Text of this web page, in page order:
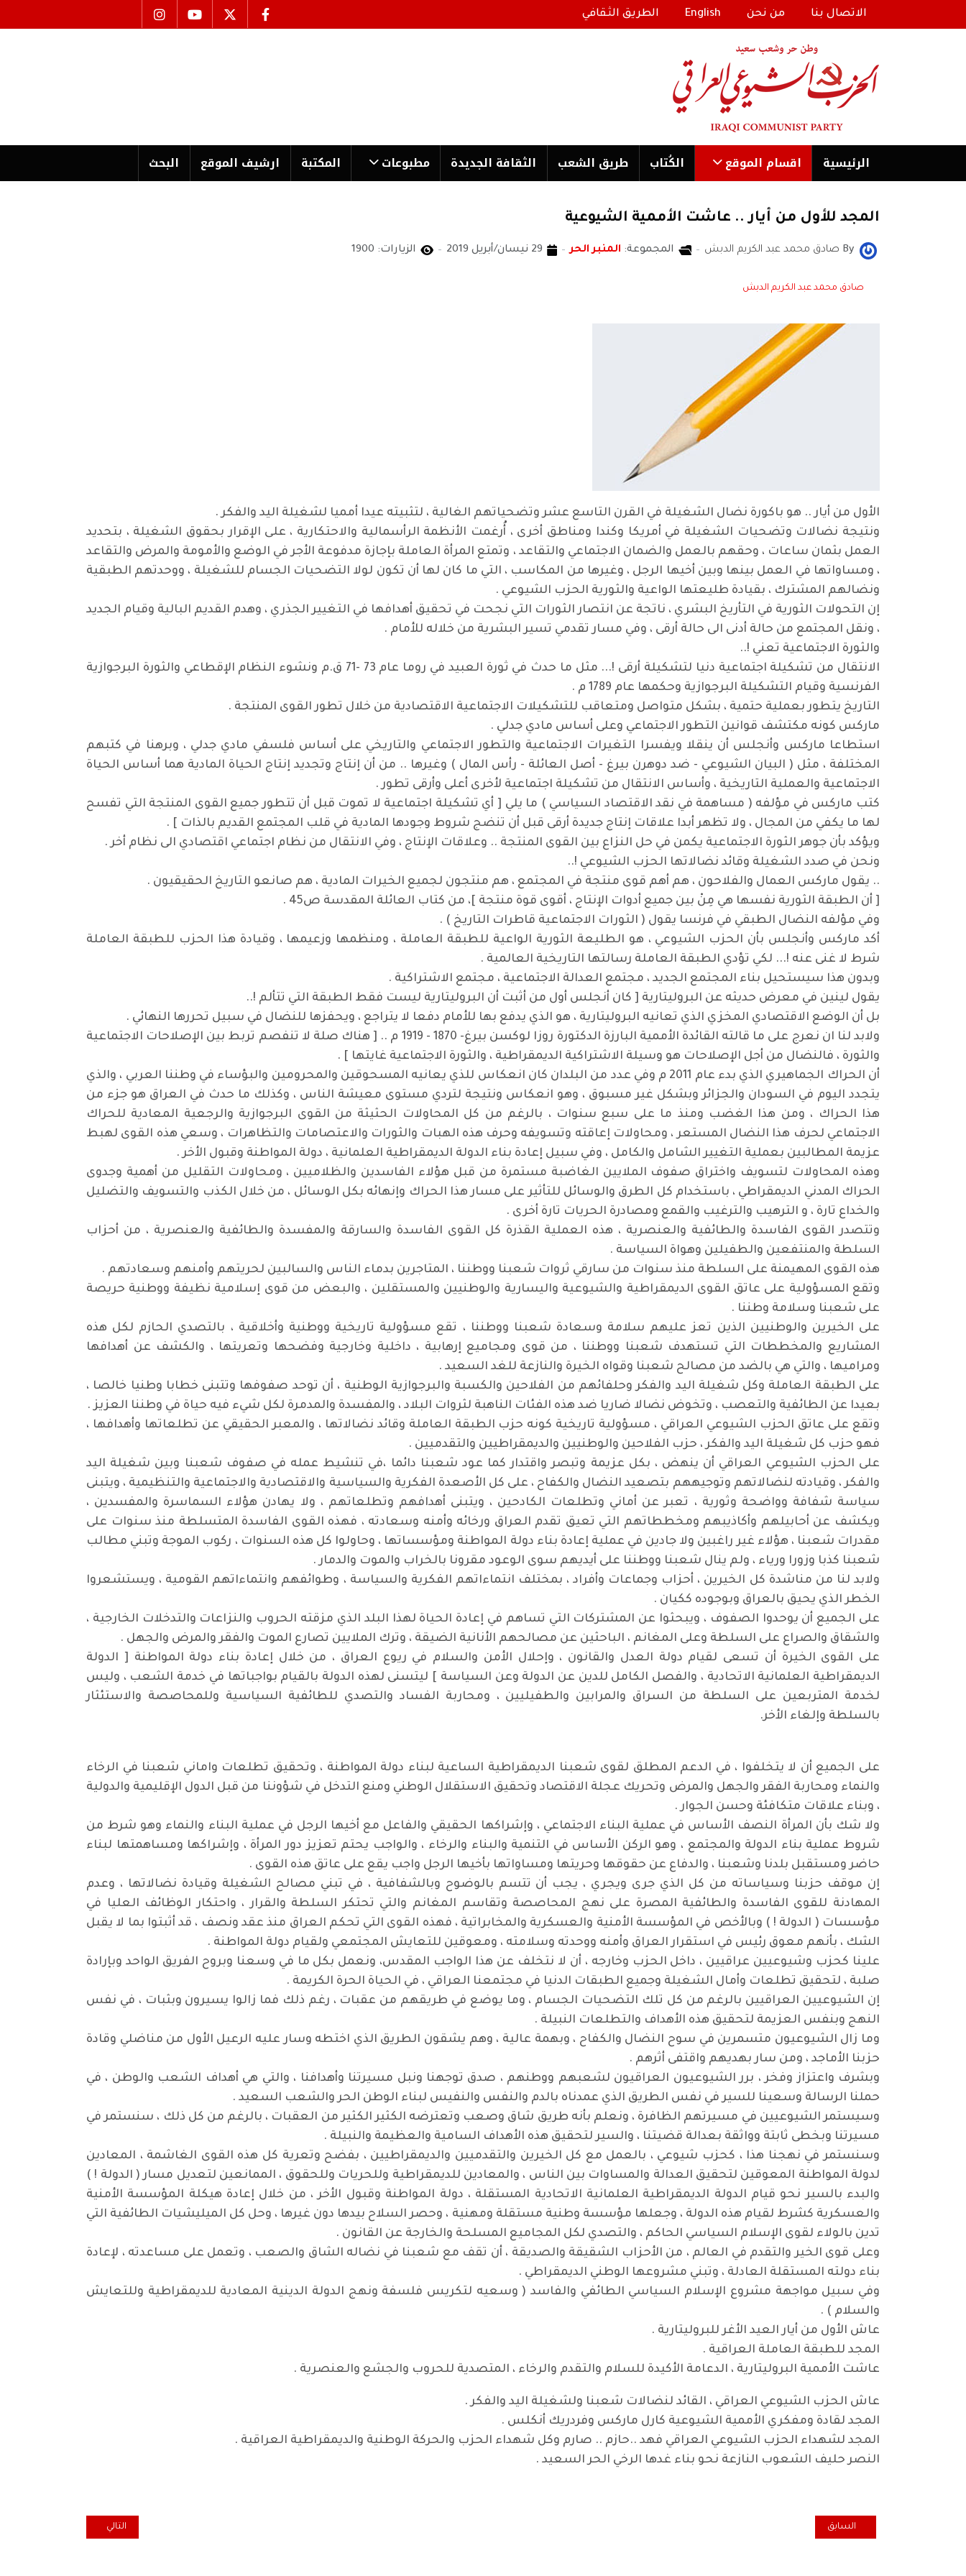
الاتصال بنا من نحن English الطريق الثقافي
الرئیسية اقسام الموقع الكُتاب طریق الشعب الثقافة الجدیدة مطبوعات المكتبة ارشیف الموقع البحث
المجد للأول من أيار .. عاشت الأممية الشيوعية
By صادق محمد عبد الكريم الدبش المجموعة: المنبر الحر 29 نيسان/أبريل 2019 الزيارات: 1900
صادق محمد عبد الكريم الدبش
الأول من أيار .. هو باكورة نضال الشغيلة في القرن التاسع عشر وتضحياتهم الغالية ، لتثبيته عيدا أمميا لشغيلة اليد والفكر .
ونتيجة نضالات وتضحيات الشغيلة في أمريكا وكندا ومناطق أخرى ، أُرغمت الأنظمة الرأسمالية والاحتكارية ، على الإقرار بحقوق الشغيلة ، بتحديد
العمل بثمان ساعات ، وحقهم بالعمل والضمان الاجتماعي والتقاعد ، وتمتع المرأة العاملة بإجازة مدفوعة الأجر في الوضع والأمومة والمرض والتقاعد
، ومساواتها في العمل بينها وبين أخيها الرجل ، وغيرها من المكاسب ، التي ما كان لها أن تكون لولا التضحيات الجسام للشغيلة ، ووحدتهم الطبقية
ونضالهم المشترك ، بقيادة طليعتها الواعية والثورية الحزب الشيوعي .
إن التحولات الثورية في التأريخ البشري ، ناتجة عن انتصار الثورات التي نجحت في تحقيق أهدافها في التغيير الجذري ، وهدم القديم البالية وقيام الجديد
، ونقل المجتمع من حالة أدنى الى حالة أرقى ، وفي مسار تقدمي تسير البشرية من خلاله للأمام .
والثورة الاجتماعية تعني !..
الانتقال من تشكيلة اجتماعية دنيا لتشكيلة أرقى !... مثل ما حدث في ثورة العبيد في روما عام 73 -71 ق.م ونشوء النظام الإقطاعي والثورة البرجوازية
الفرنسية وقيام التشكيلة البرجوازية وحكمها عام 1789 م .
التاريخ يتطور بعملية حتمية ، بشكل متواصل ومتعاقب للتشكيلات الاجتماعية الاقتصادية من خلال تطور القوى المنتجة .
ماركس كونه مكتشف قوانين التطور الاجتماعي وعلى أساس مادي جدلي .
استطاعا ماركس وأنجلس أن ينقلا ويفسرا التغيرات الاجتماعية والتطور الاجتماعي والتاريخي على أساس فلسفي مادي جدلي ، وبرهنا في كتبهم
المختلفة ، مثل ( البيان الشيوعي - ضد دوهرن بيرغ - أصل العائلة - رأس المال ) وغيرها .. من أن إنتاج وتجديد إنتاج الحياة المادية هما أساس الحياة
الاجتماعية والعملية التاريخية ، وأساس الانتقال من تشكيلة اجتماعية لأخرى أعلى وأرقى تطور .
كتب ماركس في مؤلفه ( مساهمة في نقد الاقتصاد السياسي ) ما يلي [ أي تشكيلة اجتماعية لا تموت قبل أن تتطور جميع القوى المنتجة التي تفسح
لها ما يكفي من المجال ، ولا تظهر أبدا علاقات إنتاج جديدة أرقى قبل أن تنضج شروط وجودها المادية في قلب المجتمع القديم بالذات ] .
ويؤكد بأن جوهر الثورة الاجتماعية يكمن في حل النزاع بين القوى المنتجة .. وعلاقات الإنتاج ، وفي الانتقال من نظام اجتماعي اقتصادي الى نظام أخر .
ونحن في صدد الشغيلة وقائد نضالاتها الحزب الشيوعي !..
.. يقول ماركس العمال والفلاحون ، هم أهم قوى منتجة في المجتمع ، هم منتجون لجميع الخيرات المادية ، هم صانعو التاريخ الحقيقيون .
[ أن الطبقة الثورية نفسها هي مِنْ بين جميع أدوات الإنتاج ، أقوى قوة منتجة ]، من كتاب العائلة المقدسة ص45 .
وفي مؤلفه النضال الطبقي في فرنسا يقول ( الثورات الاجتماعية قاطرات التاريخ ) .
أكد ماركس وأنجلس بأن الحزب الشيوعي ، هو الطليعة الثورية الواعية للطبقة العاملة ، ومنظمها وزعيمها ، وقيادة هذا الحزب للطبقة العاملة
شرط لا غنى عنه !... لكي تؤدي الطبقة العاملة رسالتها التاريخية العالمية .
وبدون هذا سيستحيل بناء المجتمع الجديد ، مجتمع العدالة الاجتماعية ، مجتمع الاشتراكية .
يقول لينين في معرض حديثه عن البروليتارية [ كان أنجلس أول من أثبت أن البروليتارية ليست فقط الطبقة التي تتألم !..
بل أن الوضع الاقتصادي المخزي الذي تعانيه البروليتارية ، هو الذي يدفع بها للأمام دفعا لا يتراجع ، ويحفزها للنضال في سبيل تحررها النهائي .
ولابد لنا ان نعرج على ما قالته القائدة الأممية البارزة الدكتورة روزا لوكسن بيرغ- 1870 - 1919 م .. [ هناك صلة لا تنفصم تربط بين الإصلاحات الاجتماعية
والثورة ، فالنضال من أجل الإصلاحات هو وسيلة الاشتراكية الديمقراطية ، والثورة الاجتماعية غايتها ] .
أن الحراك الجماهيري الذي بدء عام 2011 م وفي عدد من البلدان كان انعكاس للذي يعانيه المسحوقين والمحرومين والبؤساء في وطننا العربي ، والذي
يتجدد اليوم في السودان والجزائر وبشكل غير مسبوق ، وهو انعكاس ونتيجة لتردي مستوى معيشة الناس ، وكذلك ما حدث في العراق هو جزء من
هذا الحراك ، ومن هذا الغضب ومنذ ما على سبع سنوات ، بالرغم من كل المحاولات الحثيثة من القوى البرجوازية والرجعية المعادية للحراك
الاجتماعي لحرف هذا النضال المستعر ، ومحاولات إعاقته وتسويفه وحرف هذه الهبات والثورات والاعتصامات والتظاهرات ، وسعي هذه القوى لهبط
عزيمة المطالبين بعملية التغيير الشامل والكامل ، وفي سبيل إعادة بناء الدولة الديمقراطية العلمانية ، دولة المواطنة وقبول الأخر .
وهذه المحاولات لتسويف واختراق صفوف الملايين الغاضبة مستمرة من قبل هؤلاء الفاسدين والظلاميين ، ومحاولات التقليل من أهمية وجدوى
الحراك المدني الديمقراطي ، باستخدام كل الطرق والوسائل للتأثير على مسار هذا الحراك وإنهائه بكل الوسائل ، من خلال الكذب والتسويف والتضليل
والخداع تارة ، و الترهيب والترغيب والقمع ومصادرة الحريات تارة أخرى .
وتتصدر القوى الفاسدة والطائفية والعنصرية ، هذه العملية القذرة كل القوى الفاسدة والسارقة والمفسدة والطائفية والعنصرية ، من أحزاب
السلطة والمنتفعين والطفيلين وهواة السياسة .
هذه القوى المهيمنة على السلطة منذ سنوات من سارقي ثروات شعبنا ووطننا ، المتاجرين بدماء الناس والسالبين لحريتهم وأمنهم وسعادتهم .
وتقع المسؤولية على عاتق القوى الديمقراطية والشيوعية واليسارية والوطنيين والمستقلين ، والبعض من قوى إسلامية نظيفة ووطنية حريصة
على شعبنا وسلامة وطننا .
على الخيرين والوطنيين الذين تعز عليهم سلامة وسعادة شعبنا ووطننا ، تقع مسؤولية تاريخية ووطنية وأخلاقية ، بالتصدي الحازم لكل هذه
المشاريع والمخططات التي تستهدف شعبنا ووطننا ، من قوى ومجاميع إرهابية ، داخلية وخارجية وفضحها وتعريتها ، والكشف عن أهدافها
ومراميها ، والتي هي بالضد من مصالح شعبنا وقواه الخيرة والنازعة للغد السعيد .
على الطبقة العاملة وكل شغيلة اليد والفكر وحلفائهم من الفلاحين والكسبة والبرجوازية الوطنية ، أن توحد صفوفها وتتبنى خطابا وطنيا خالصا ،
بعيدا عن الطائفية والتعصب ، وتخوض نضالا ضاريا ضد هذه الفئات الناهبة لثروات البلاد ، والمفسدة والمدمرة لكل شيء فيه حياة في وطننا العزيز .
وتقع على عاتق الحزب الشيوعي العراقي ، مسؤولية تاريخية كونه حزب الطبقة العاملة وقائد نضالاتها ، والمعبر الحقيقي عن تطلعاتها وأهدافها ،
فهو حزب كل شغيلة اليد والفكر ، حزب الفلاحين والوطنيين والديمقراطيين والتقدميين .
على الحزب الشيوعي العراقي أن ينهض ، بكل عزيمة وتبصر واقتدار كما عود شعبنا دائما ،في تنشيط عمله في صفوف شعبنا وبين شغيلة اليد
والفكر ، وقيادته لنضالاتهم وتوجيههم بتصعيد النضال والكفاح ، على كل الأصعدة الفكرية والسياسية والاقتصادية والاجتماعية والتنظيمية ، ويتبنى
سياسة شفافة وواضحة وثورية ، تعبر عن أماني وتطلعات الكادحين ، ويتبنى أهدافهم وتطلعاتهم ، ولا يهادن هؤلاء السماسرة والمفسدين ،
ويكشف عن أحابيلهم وأكاذيبهم ومخططاتهم التي تعيق تقدم العراق ورخائه وأمنه وسعادته ، فهذه القوى الفاسدة المتسلطة منذ سنوات على
مقدرات شعبنا ، هؤلاء غير راغبين ولا جادين في عملية إعادة بناء دولة المواطنة ومؤسساتها ، وحاولوا كل هذه السنوات ، ركوب الموجة وتبني مطالب
شعبنا كذبا وزورا ورياء ، ولم ينال شعبنا ووطننا على أيديهم سوى الوعود مقرونا بالخراب والموت والدمار .
ولابد لنا من مناشدة كل الخيرين ، أحزاب وجماعات وأفراد ، بمختلف انتماءاتهم الفكرية والسياسة ، وطوائفهم وانتماءاتهم القومية ، ويستشعروا
الخطر الذي يحيق بالعراق وبوجوده ككيان .
على الجميع أن يوحدوا الصفوف ، ويبحثوا عن المشتركات التي تساهم في إعادة الحياة لهذا البلد الذي مزقته الحروب والنزاعات والتدخلات الخارجية ،
والشقاق والصراع على السلطة وعلى المغانم ، الباحثين عن مصالحهم الأنانية الضيقة ، وترك الملايين تصارع الموت والفقر والمرض والجهل .
على القوى الخيرة أن تسعى لقيام دولة العدل والقانون ، وإحلال الأمن والسلام في ريوع العراق ، من خلال إعادة بناء دولة المواطنة [ الدولة
الديمقراطية العلمانية الاتحادية ، والفصل الكامل للدين عن الدولة وعن السياسة ] ليتسنى لهذه الدولة بالقيام بواجباتها في خدمة الشعب ، وليس
لخدمة المتربعين على السلطة من السراق والمرابين والطفيليين ، ومحاربة الفساد والتصدي للطائفية السياسية وللمحاصصة والاستئثار
بالسلطة وإلغاء الأخر.
على الجميع أن لا يتخلفوا ، في الدعم المطلق لقوى شعبنا الديمقراطية الساعية لبناء دولة المواطنة ، وتحقيق تطلعات واماني شعبنا في الرخاء
والنماء ومحاربة الفقر والجهل والمرض وتحريك عجلة الاقتصاد وتحقيق الاستقلال الوطني ومنع التدخل في شؤوننا من قبل الدول الإقليمية والدولية
، وبناء علاقات متكافئة وحسن الجوار .
ولا شك بأن المرأة النصف الأساس في عملية البناء الاجتماعي ، وإشراكها الحقيقي والفاعل مع أخيها الرجل في عملية البناء والنماء وهو شرط من
شروط عملية بناء الدولة والمجتمع ، وهو الركن الأساس في التنمية والبناء والرخاء ، والواجب يحتم تعزيز دور المرأة ، وإشراكها ومساهمتها لبناء
حاضر ومستقبل بلدنا وشعبنا ، والدفاع عن حقوقها وحريتها ومساواتها بأخيها الرجل واجب يقع على عاتق هذه القوى .
إن موقف حزبنا وسياساته من كل الذي جرى ويجري ، يجب أن تتسم بالوضوح وبالشفافية ، في تبني مصالح الشغيلة وقيادة نضالاتها ، وعدم
المهادنة للقوى الفاسدة والطائفية المصرة على نهج المحاصصة وتقاسم المغانم والتي تحتكر السلطة والقرار ، واحتكار الوظائف العليا في
مؤسسات ( الدولة ! ) وبالأخص في المؤسسة الأمنية والعسكرية والمخابراتية ، فهذه القوى التي تحكم العراق منذ عقد ونصف ، قد أثبتوا بما لا يقبل
الشك ، بأنهم معوق رئيس في استقرار العراق وأمنه ووحدته وسلامته ، ومعوقين للتعايش المجتمعي ولقيام دولة المواطنة .
علينا كحزب وشيوعيين عراقيين ، داخل الحزب وخارجه ، أن لا نتخلف عن هذا الواجب المقدس، ونعمل بكل ما في وسعنا وبروح الفريق الواحد وبإرادة
صلبة ، لتحقيق تطلعات وأمال الشغيلة وجميع الطبقات الدنيا في مجتمعنا العراقي ، في الحياة الحرة الكريمة .
إن الشيوعيين العراقيين بالرغم من كل تلك التضحيات الجسام ، وما يوضع في طريقهم من عقبات ، رغم ذلك فما زالوا يسيرون وبثبات ، في نفس
النهج وبنفس العزيمة لتحقيق هذه الأهداف والتطلعات النبيلة .
وما زال الشيوعيون متسمرين في سوح النضال والكفاح ، وبهمة عالية ، وهم يشقون الطريق الذي اختطه وسار عليه الرعيل الأول من مناضلي وقادة
حزبنا الأماجد ، ومن سار بهديهم واقتفى أثرهم .
وبشرف واعتزاز وفخر ، برر الشيوعيون العراقيون لشعبهم ووطنهم ، صدق توجهنا ونبل مسيرتنا وأهدافنا ، والتي هي أهداف الشعب والوطن ، في
حملنا الرسالة وسعينا للسير في نفس الطريق الذي عمدناه بالدم والنفس والنفيس لبناء الوطن الحر والشعب السعيد .
وسيستمر الشيوعيين في مسيرتهم الظافرة ، ونعلم بأنه طريق شاق وصعب وتعترضه الكثير الكثير من العقبات ، بالرغم من كل ذلك ، سنستمر في
مسيرتنا وبخطى ثابتة وواثقة بعدالة قضيتنا ، والسير لتحقيق هذه الأهداف السامية والعظيمة والنبيلة .
وسنستمر في نهجنا هذا ، كحزب شيوعي ، بالعمل مع كل الخيرين والتقدميين والديمقراطيين ، بفضح وتعرية كل هذه القوى الغاشمة ، المعادين
لدولة المواطنة المعوقين لتحقيق العدالة والمساوات بين الناس ، والمعادين للديمقراطية وللحريات وللحقوق ، الممانعين لتعديل مسار ( الدولة ! )
والبدء بالسير نحو قيام الدولة الديمقراطية العلمانية الاتحادية المستقلة ، دولة المواطنة وقبول الأخر ، من خلال إعادة هيكلة المؤسسة الأمنية
والعسكرية كشرط لقيام هذه الدولة ، وجعلها مؤسسة وطنية مستقلة ومهنية ، وحصر السلاح بيدها دون غيرها ، وحل كل الميليشيات الطائفية التي
تدين بالولاء لقوى الإسلام السياسي الحاكم ، والتصدي لكل المجاميع المسلحة والخارجة عن القانون .
وعلى قوى الخير والتقدم في العالم ، من الأحزاب الشقيقة والصديقة ، أن تقف مع شعبنا في نضاله الشاق والصعب ، وتعمل على مساعدته ، لإعادة
بناء دولته المستقلة العادلة ، وتبني مشروعها الوطني الديمقراطي .
وفي سبيل مواجهة مشروع الإسلام السياسي الطائفي والفاسد ( وسعيه لتكريس فلسفة ونهج الدولة الدينية المعادية للديمقراطية وللتعايش
والسلام ) .
عاش الأول من أيار العيد الأغر للبروليتارية .
المجد للطبقة العاملة العراقية .
عاشت الأممية البروليتارية ، الدعامة الأكيدة للسلام والتقدم والرخاء ، المتصدية للحروب والجشع والعنصرية .
عاش الحزب الشيوعي العراقي ، القائد لنضالات شعبنا ولشغيلة اليد والفكر .
المجد لقادة ومفكري الأممية الشيوعية كارل ماركس وفردريك أنكلس .
المجد لشهداء الحزب الشيوعي العراقي فهد ..حازم .. صارم وكل شهداء الحزب والحركة الوطنية والديمقراطية العراقية .
النصر حليف الشعوب النازعة نحو بناء غدها الرخي الحر السعيد .
المقال السابق: مسيحيو العراق وتراثهم مُهدد بالإندثار وسط صمت المسؤولين
السابق المقال التالي: تكثيف حلم
التالي